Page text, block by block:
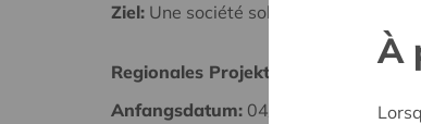
Ziel: Une société solidaire et
Regionales Projekt
Anfangsdatum: 04/11/2025
À